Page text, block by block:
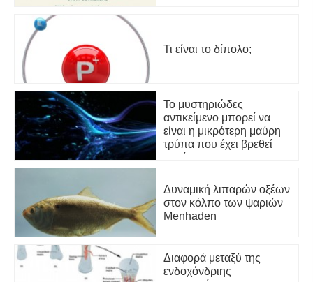
Τι είναι το δίπολο;
Το μυστηριώδες
αντικείμενο μπορεί να
είναι η μικρότερη μαύρη
τρύπα που έχει βρεθεί
ποτέ
Δυναμική λιπαρών οξέων
στον κόλπο των ψαριών
Menhaden
Διαφορά μεταξύ της
ενδοχόνδριης